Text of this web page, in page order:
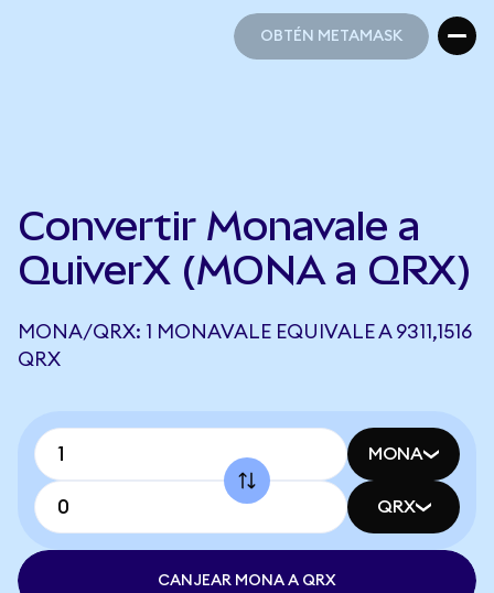
OBTÉN METAMASK
Convertir Monavale a
QuiverX (MONA a QRX)
MONA/QRX: 1 MONAVALE EQUIVALE A 9311,1516
QRX
MONA
QRX
CANJEAR MONA A QRX